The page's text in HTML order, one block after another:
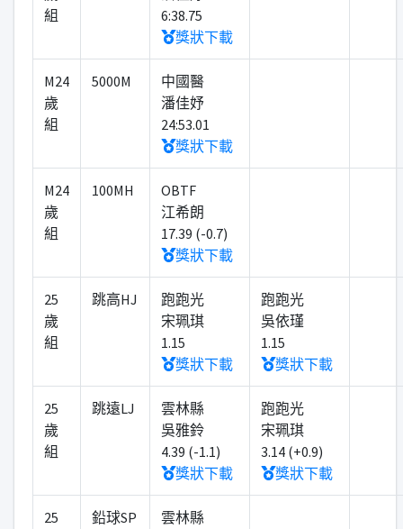
組
6:38.75
獎狀下載
M24
歲
組
5000M
中國醫
潘佳妤
24:53.01
獎狀下載
M24
歲
組
100MH
OBTF
江希朗
17.39 (-0.7)
獎狀下載
25
歲
組
跳高HJ
跑跑光
宋珮琪
1.15
獎狀下載
跑跑光
吳依瑾
1.15
獎狀下載
25
歲
組
跳遠LJ
雲林縣
吳雅鈴
4.39 (-1.1)
獎狀下載
跑跑光
宋珮琪
3.14 (+0.9)
獎狀下載
25
鉛球SP
雲林縣